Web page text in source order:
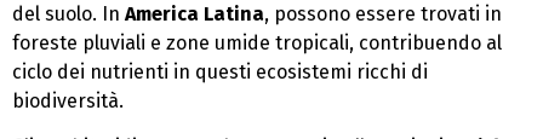
del suolo. In America Latina, possono essere trovati in
foreste pluviali e zone umide tropicali, contribuendo al
ciclo dei nutrienti in questi ecosistemi ricchi di
biodiversità.